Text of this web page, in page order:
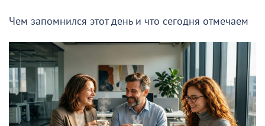
Чем запомнился этот день и что сегодня отмечаем